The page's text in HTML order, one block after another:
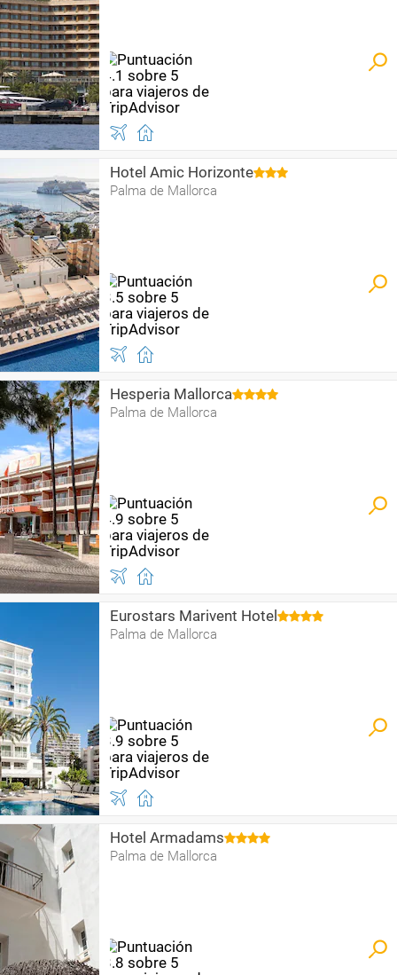
Hotel Amic Horizonte
Palma de Mallorca
Hesperia Mallorca
Palma de Mallorca
Eurostars Marivent Hotel
Palma de Mallorca
Hotel Armadams
Palma de Mallorca